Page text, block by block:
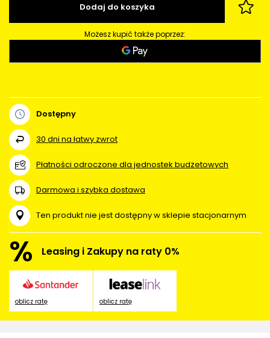
Dodaj do koszyka
Możesz kupić także poprzez:
Dostępny
30 dni na łatwy zwrot
Płatności odroczone dla jednostek budżetowych
Darmowa i szybka dostawa
Ten produkt nie jest dostępny w sklepie stacjonarnym
% Leasing i Zakupy na raty 0%
oblicz ratę oblicz ratę